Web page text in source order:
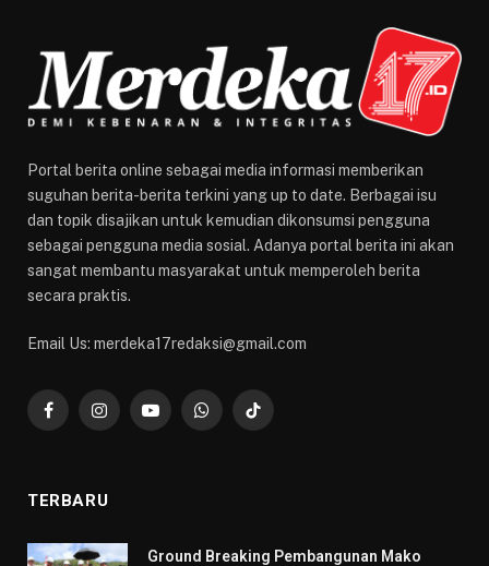
Portal berita online sebagai media informasi memberikan
suguhan berita-berita terkini yang up to date. Berbagai isu
dan topik disajikan untuk kemudian dikonsumsi pengguna
sebagai pengguna media sosial. Adanya portal berita ini akan
sangat membantu masyarakat untuk memperoleh berita
secara praktis.
Email Us: merdeka17redaksi@gmail.com
FacebookInstagramYouTubeWhatsAppTikTok
TERBARU
Ground Breaking Pembangunan Mako